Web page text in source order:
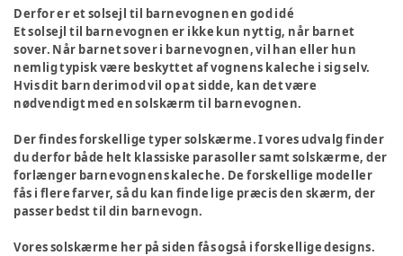
Derfor er et solsejl til barnevognen en god idé
Et solsejl til barnevognen er ikke kun nyttig, når barnet
sover. Når barnet sover i barnevognen, vil han eller hun
nemlig typisk være beskyttet af vognens kaleche i sig selv.
Hvis dit barn derimod vil op at sidde, kan det være
nødvendigt med en solskærm til barnevognen.
Der findes forskellige typer solskærme. I vores udvalg finder
du derfor både helt klassiske parasoller samt solskærme, der
forlænger barnevognens kaleche. De forskellige modeller
fås i flere farver, så du kan finde lige præcis den skærm, der
passer bedst til din barnevogn.
Vores solskærme her på siden fås også i forskellige designs.